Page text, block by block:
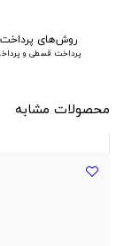
روش‌های
پرداخت قسطی و
محصولات مشابه